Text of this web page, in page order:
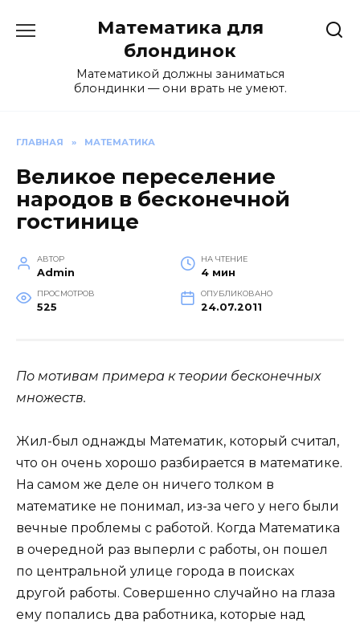
Математика для
блондинок
Математикой должны заниматься
блондинки — они врать не умеют.
ГЛАВНАЯ » МАТЕМАТИКА
Великое переселение
народов в бесконечной
гостинице
АВТОР
Admin
НА ЧТЕНИЕ
4 мин
ПРОСМОТРОВ
525
ОПУБЛИКОВАНО
24.07.2011
По мотивам примера к теории бесконечных
множеств.
Жил-был однажды Математик, который считал,
что он очень хорошо разбирается в математике.
На самом же деле он ничего толком в
математике не понимал, из-за чего у него были
вечные проблемы с работой. Когда Математика
в очередной раз выперли с работы, он пошел
по центральной улице города в поисках
другой работы. Совершенно случайно на глаза
ему попались два работника, которые над